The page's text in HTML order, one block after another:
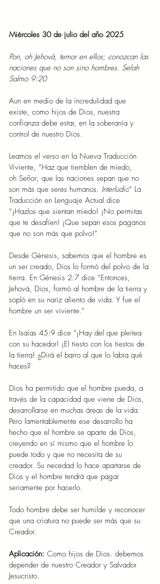
Miércoles 30 de julio del año 2025
Pon, oh Jehová, temor en ellos; conozcan las
naciones que no son sino hombres. Selah
Salmo 9:20
Aun en medio de la incredulidad que
existe, como hijos de Dios, nuestra
confianza debe estar, en la soberanía y
control de nuestro Dios.
Leamos el verso en la Nueva Traducción
Viviente, “Haz que tiemblen de miedo,
oh Señor; que las naciones sepan que no
son más que seres humanos. Interludio” La
Traducción en Lenguaje Actual dice
“¡Hazlos que sientan miedo! ¡No permitas
que te desafíen! ¡Que sepan esos paganos
que no son más que polvo!”
Desde Génesis, sabemos que el hombre es
un ser creado, Dios lo formó del polvo de la
tierra. En Génesis 2:7 dice “Entonces,
Jehová, Dios, formó al hombre de la tierra y
sopló en su nariz aliento de vida. Y fue el
hombre un ser viviente.”
En Isaías 45:9 dice “¡Hay del que pleitea
con su hacedor! ¡El tiesto con los tiestos de
la tierra! ¿Dirá el barro al que lo labra qué
haces?
Dios ha permitido que el hombre pueda, a
través de la capacidad que viene de Dios,
desarrollarse en muchas áreas de la vida.
Pero lamentablemente ese desarrollo ha
hecho que el hombre se aparte de Dios,
creyendo en sí mismo que el hombre lo
puede todo y que no necesita de su
creador. Su necedad lo hace apartarse de
Dios y el hombre tendrá que pagar
seriamente por hacerlo.
Todo hombre debe ser humilde y reconocer
que una criatura no puede ser más que su
Creador.
Aplicación: Como hijos de Dios. debemos
depender de nuestro Creador y Salvador
Jesucristo.